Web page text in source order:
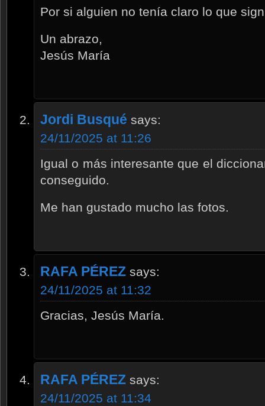
Por si alguien no tenía claro lo que
Un abrazo,
Jesús María
Jordi Busqué says:
24/11/2025 at 11:26
Igual o más interesante que el
conseguido.
Me han gustado mucho las fotos.
RAFA PÉREZ says:
24/11/2025 at 11:32
Gracias, Jesús María.
RAFA PÉREZ says:
24/11/2025 at 11:34